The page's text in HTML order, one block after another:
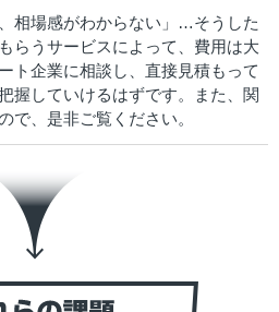
相場感がわからない」…そうした
らうサービスによって、費用は大
ト企業に相談し、直接見積もって
握していけるはずです。また、関
で、是非ご覧ください。